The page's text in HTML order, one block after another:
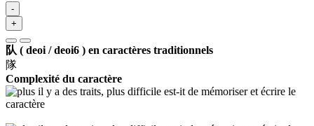
-
+
队 ( deoi / deoi6 ) en caractères traditionnels
隊
Complexité du caractère